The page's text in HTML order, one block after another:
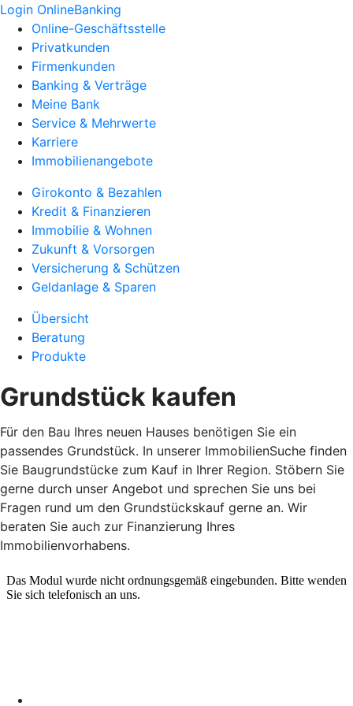
Login OnlineBanking
Online-Geschäftsstelle
Privatkunden
Firmenkunden
Banking & Verträge
Meine Bank
Service & Mehrwerte
Karriere
Immobilienangebote
Girokonto & Bezahlen
Kredit & Finanzieren
Immobilie & Wohnen
Zukunft & Vorsorgen
Versicherung & Schützen
Geldanlage & Sparen
Übersicht
Beratung
Produkte
Grundstück kaufen
Für den Bau Ihres neuen Hauses benötigen Sie ein
passendes Grundstück. In unserer ImmobilienSuche finden
Sie Baugrundstücke zum Kauf in Ihrer Region. Stöbern Sie
gerne durch unser Angebot und sprechen Sie uns bei
Fragen rund um den Grundstückskauf gerne an. Wir
beraten Sie auch zur Finanzierung Ihres
Immobilienvorhabens.